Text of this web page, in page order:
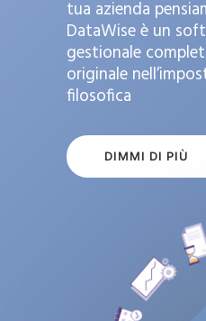
tua azienda
DataWise è un
gestionale
originale
filosofica
DIMMI DI PIÙ